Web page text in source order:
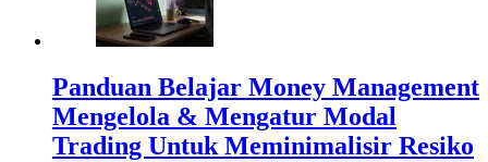
Panduan Belajar Money Management
Mengelola & Mengatur Modal
Trading Untuk Meminimalisir Resiko